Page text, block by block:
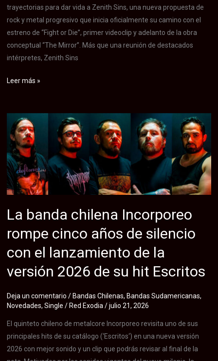
trayectorias para dar vida a Zenith Sins, una nueva propuesta de
rock y metal progresivo que inicia oficialmente su camino con el
estreno de “Fight or Die”, primer videoclip y adelanto de la obra
conceptual “The Mirror”. Más que una reunión de destacados
intérpretes, Zenith Sins
Zenith
nueva
superbanda
del
rock
progresivo
chileno,
debuta
su
potente
conceptual
sencillo
or
Die»
Leer más »
La banda chilena Incorporeo
rompe cinco años de silencio
con el lanzamiento de la
versión 2026 de su hit Escritos
Deja un comentario / Bandas Chilenas, Bandas Sudamericanas,
Novedades, Single / Red Exodia /julio 21, 2026
El quinteto chileno de metalcore Incorporeo revisita uno de sus
principales hits de su catálogo (‘Escritos‘) en una nueva versión
2026 con mejor sonido y un clip que podrás revisar al final de la